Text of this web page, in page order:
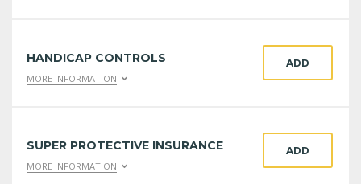
HANDICAP CONTROLS
MORE INFORMATION
ADD
SUPER PROTECTIVE INSURANCE
MORE INFORMATION
ADD